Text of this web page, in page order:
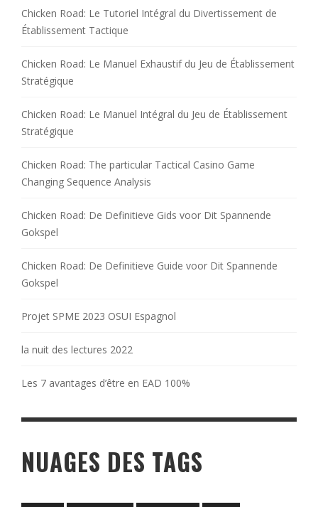
Chicken Road: Le Tutoriel Intégral du Divertissement de
Établissement Tactique
Chicken Road: Le Manuel Exhaustif du Jeu de Établissement
Stratégique
Chicken Road: Le Manuel Intégral du Jeu de Établissement
Stratégique
Chicken Road: The particular Tactical Casino Game
Changing Sequence Analysis
Chicken Road: De Definitieve Gids voor Dit Spannende
Gokspel
Chicken Road: De Definitieve Guide voor Dit Spannende
Gokspel
Projet SPME 2023 OSUI Espagnol
la nuit des lectures 2022
Les 7 avantages d’être en EAD 100%
NUAGES DES TAGS